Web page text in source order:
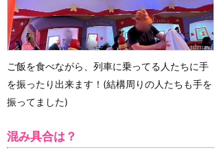
ご飯を食べながら、列車に乗ってる人たちに手
を振ったり出来ます！(結構周りの人たちも手を
振ってました)
混み具合は？